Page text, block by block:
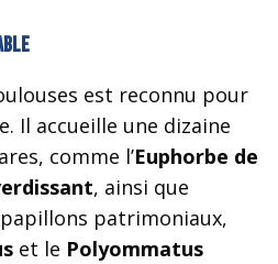
est reconnu pour
Il accueille une dizaine
comme l’Euphorbe de
, ainsi que
patrimoniaux,
et le Polyommatus